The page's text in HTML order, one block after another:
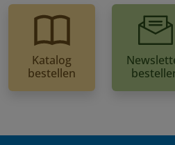
Katalog
bestellen